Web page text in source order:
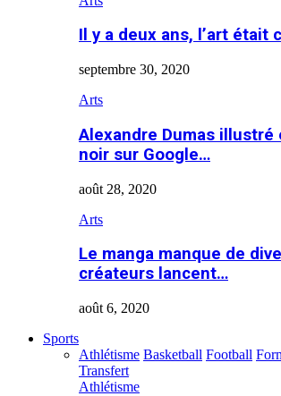
Il y a deux ans, l’art était
septembre 30, 2020
Arts
Alexandre Dumas illustré
noir sur Google…
août 28, 2020
Arts
Le manga manque de
créateurs lancent…
août 6, 2020
Sports
Athlétisme Basketball Football
Transfert
Athlétisme